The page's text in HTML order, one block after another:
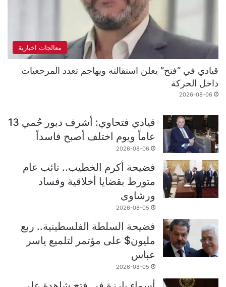
معالجات اخبارية
قيادي في “فتح” يعلن استقالته ويهاجم تعدد المرجعيات
داخل الحركة
2026-08-06
قيادي فتحاوي: أشرف دبور حُمي 13
عاماً ويوم اختلف أصبح فاسداً
2026-08-06
فضيحة أكرم الخطيب.. نائب عام
متورط بقضايا أخلاقية وفساد
ورشاوى
2026-08-05
فضيحة السلطة الفلسطينية.. ربع
مليون$ على مؤتمر لتلميع ياسر
عباس
2026-08-05